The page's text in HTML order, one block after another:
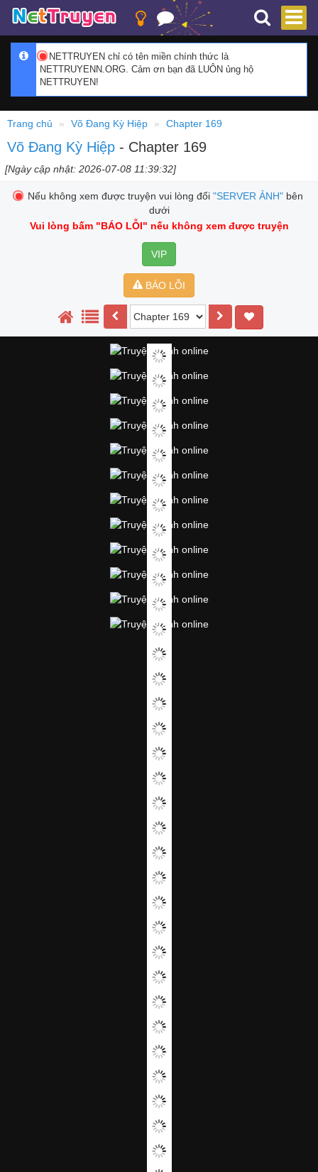
NETTRUYEN chỉ có tên miền chính thức là
NETTRUYENN.ORG. Cảm ơn bạn đã LUÔN ủng hộ
NETTRUYEN!
Trang chủ Võ Đang Kỳ Hiệp Chapter 169
Võ Đang Kỳ Hiệp - Chapter 169
[Ngày cập nhật: 2026-07-08 11:39:32]
Nếu không xem được truyện vui lòng đổi "SERVER ẢNH"bên
dưới
Vui lòng bấm "BÁO LỖI" nếu không xem được truyện
VIP
BÁO LỖI